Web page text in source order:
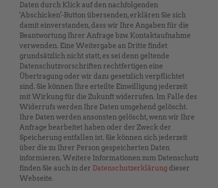
Daten durch Klick auf den nachfolgenden
'Abschicken'-Button übersenden, erklären Sie sich
damit einverstanden, dass wir Ihre Angaben für die
Beantwortung Ihrer Anfrage bzw. Kontaktaufnahme
verwenden. Eine Weitergabe an Dritte findet
grundsätzlich nicht statt, es sei denn geltende
Datenschutzvorschriften rechtfertigen eine
Übertragung oder wir dazu gesetzlich verpflichtet
sind. Sie können Ihre erteilte Einwilligung jederzeit
mit Wirkung für die Zukunft widerrufen. Im Falle des
Widerrufs werden Ihre Daten umgehend gelöscht.
Ihre Daten werden ansonsten gelöscht, wenn wir Ihre
Anfrage bearbeitet haben oder der Zweck der
Speicherung entfallen ist. Sie können sich jederzeit
über die zu Ihrer Person gespeicherten Daten
informieren. Weitere Informationen zum Datenschutz
finden Sie auch in der Datenschutzerklärung dieser
Webseite.